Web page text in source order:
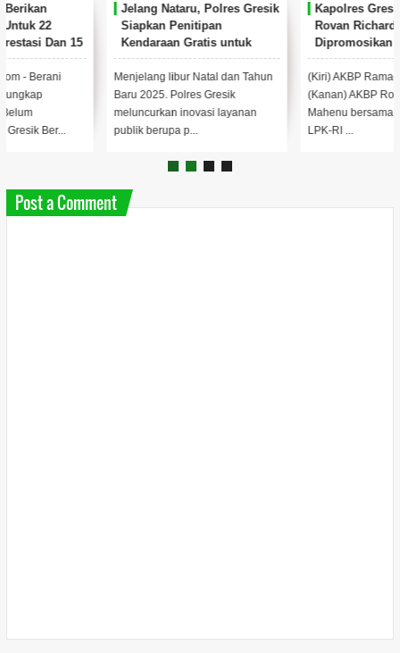
Jelang Nataru, Polres Gresik
Siapkan Penitipan
Kendaraan Gratis untuk
Warga
Menjelang libur Natal dan Tahun
Baru 2025. Polres Gresik
meluncurkan inovasi layanan
publik berupa p...
Kapolres Gresik AKBP
Rovan Richard Mahenu
Dipromosikan ke Divpropam
Mabes Polri
(Kiri) AKBP Ramadhan Nasution
(Kanan) AKBP Rovan Richard
Mahenu bersama Gus Aulia Ketua
Post a Comment